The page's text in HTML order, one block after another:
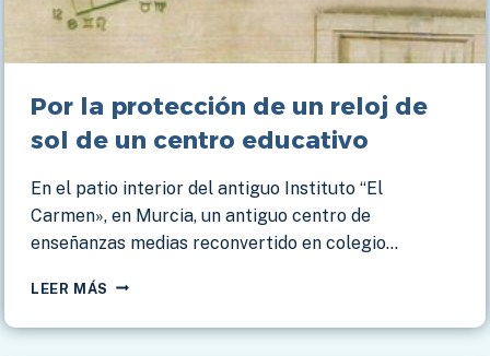
Por la protección de un reloj de
sol de un centro educativo
En el patio interior del antiguo Instituto “El
Carmen», en Murcia, un antiguo centro de
enseñanzas medias reconvertido en colegio…
LEER MÁS POR
PROTECCIÓN